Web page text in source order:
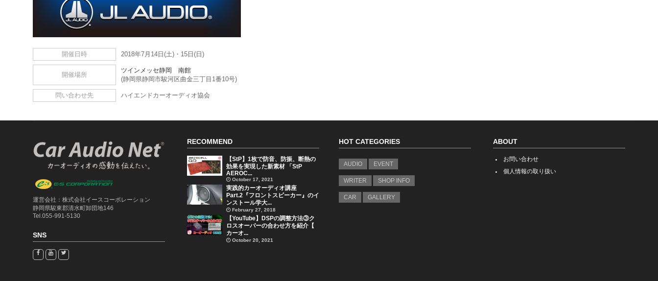
開催日時 2018年7月14日(土)・15日(日)
開催場所
ツインメッセ静岡 南館
(静岡県静岡市駿河区曲金三丁目1番10号)
問い合わせ先 ハイエンドカーオーディオ協会
運営会社：株式会社イースコーポレーション
静岡県駿東郡清水町卸団地146
Tel.055-991-5130
SNS
RECOMMEND
【StP】1枚で防音、防振、断熱の
効果を実現した新素材 「StP
AEROC...
October 17, 2021
実践的カーオーディオ講座
Part.2『フロントスピーカー』のイ
ンストール学大...
February 27, 2018
【YouTube】DSPの調整方法③ク
ロスオーバーの合わせ方を紹介【
カーオ...
October 20, 2021
HOT CATEGORIES
AUDIO EVENT
WRITER SHOP INFO
CAR GALLERY
ABOUT
お問い合わせ
個人情報の取り扱い